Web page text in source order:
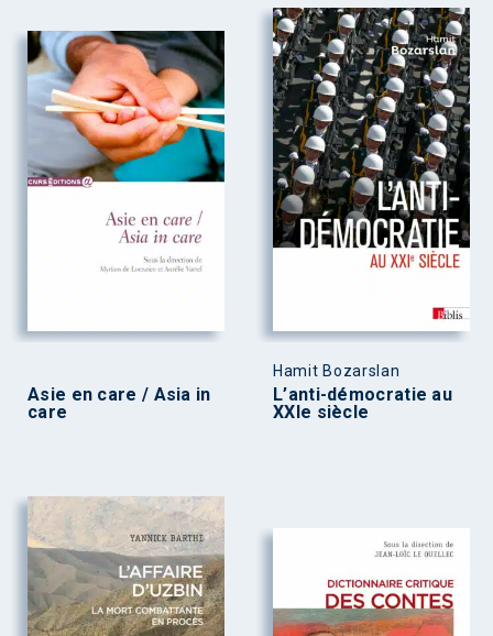
Asie en care / Asia in
care
Hamit Bozarslan
L’anti-démocratie au
XXIe siècle